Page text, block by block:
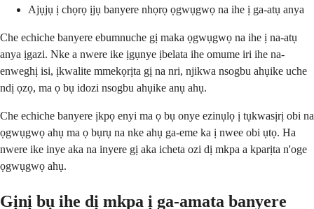
Ajụjụ ị chọrọ ịjụ banyere nhọrọ ọgwụgwọ na ihe ị ga-atụ anya
Che echiche banyere ebumnuche gị maka ọgwụgwọ na ihe ị na-atụ
anya ịgazi. Nke a nwere ike ịgụnye ịbelata ihe omume iri ihe na-
enweghị isi, ịkwalite mmekọrịta gị na nri, njikwa nsogbu ahụike uche
ndị ọzọ, ma ọ bụ idozi nsogbu ahụike anụ ahụ.
Che echiche banyere ịkpọ enyi ma ọ bụ onye ezinụlọ ị tụkwasịrị obi na
ọgwụgwọ ahụ ma ọ bụrụ na nke ahụ ga-eme ka ị nwee obi ụtọ. Ha
nwere ike inye aka na inyere gị aka icheta ozi dị mkpa a kparịta n'oge
ọgwụgwọ ahụ.
Gịnị bụ ihe dị mkpa ị ga-amata banyere